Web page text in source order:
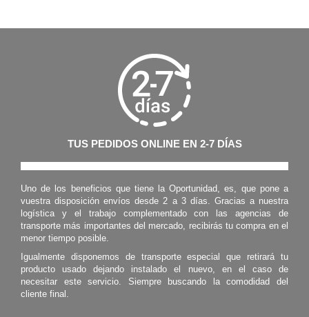
Uno de los beneficios que tiene la Oportunidad, es, que pone a
vuestra disposición envíos desde 2 a 3 días. Gracias a nuestra
logística y el trabajo complementado con las agencias de
transporte más importantes del mercado, recibirás tu compra en el
Igualmente disponemos de transporte especial que retirará tu
necesitar este servicio. Siempre buscando la comodidad del
cliente final.